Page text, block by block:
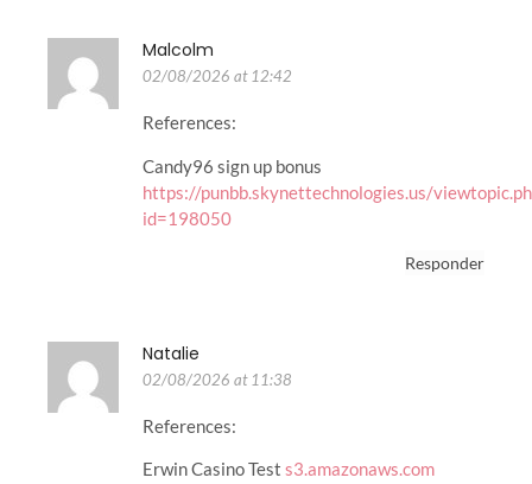
Malcolm
02/08/2026 at 12:42
References:
Candy96 sign up bonus
https://punbb.skynettechnologies.us/
id=198050
Responder
Natalie
02/08/2026 at 11:38
References:
Erwin Casino Test s3.amazonaws.com